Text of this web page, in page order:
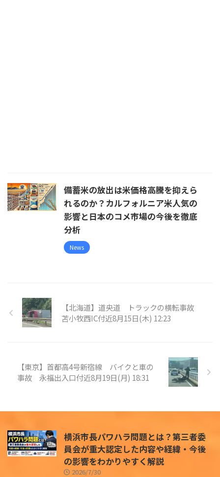
備蓄米の放出は米価格高騰を抑えら
れるのか？カルフォルニア米人気の
影響と日本のコメ市場の今後を徹底
分析
News
【北海道】道央道 トラックの横転事故
苫小牧西IC付近8月15日(木) 12:23
【東京】首都高4号新宿線 バイクと車の
事故 永福出入口付近8月19日(月) 18:31
横浜市長パワハラ問題とは？第三者委
員会が重大認定した内容や経緯・今後
の影響をわかりやすく解説
2026/7/30